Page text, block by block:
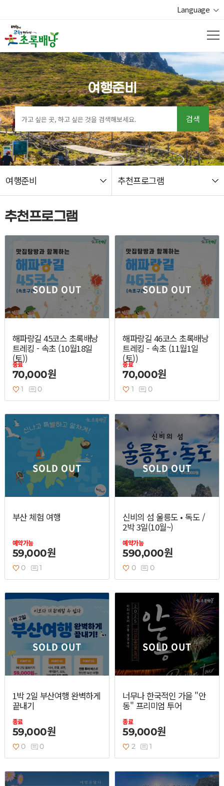
Language
열기
열기
열기
열기
여행준비
검색
여행준비 추천프로그램
추천프로그램
SOLD OUT
해파랑길 45코스 초록배낭
트레킹 - 속초 (10월18일
(토))
종료
70,000원
1 0
SOLD OUT
해파랑길 46코스 초록배낭
트레킹 - 속초 (11월1일
(토))
종료
70,000원
1 0
SOLD OUT
부산 체험 여행
예약가능
59,000원
0 1
SOLD OUT
신비의 섬 울릉도 • 독도 /
2박 3일(10월~)
예약가능
590,000원
0 0
SOLD OUT
1박 2일 부산여행 완벽하게
끝내기
종료
59,000원
0 0
SOLD OUT
너무나 한국적인 가을 "안
동" 프리미엄 투어
종료
59,000원
2 1